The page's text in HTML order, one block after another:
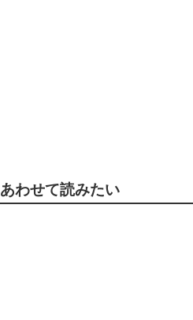
あわせて読みたい